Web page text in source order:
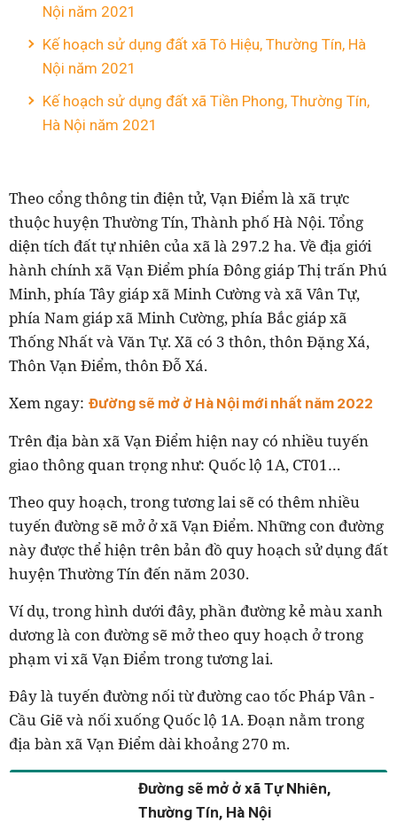
Nội năm 2021
Kế hoạch sử dụng đất xã Tô Hiệu, Thường Tín, Hà
Nội năm 2021
Kế hoạch sử dụng đất xã Tiền Phong, Thường Tín,
Hà Nội năm 2021
Theo cổng thông tin điện tử, Vạn Điểm là xã trực
thuộc huyện Thường Tín, Thành phố Hà Nội. Tổng
diện tích đất tự nhiên của xã là 297.2 ha. Về địa giới
hành chính xã Vạn Điểm phía Đông giáp Thị trấn Phú
Minh, phía Tây giáp xã Minh Cường và xã Vân Tự,
phía Nam giáp xã Minh Cường, phía Bắc giáp xã
Thống Nhất và Văn Tự. Xã có 3 thôn, thôn Đặng Xá,
Thôn Vạn Điểm, thôn Đỗ Xá.
Xem ngay: Đường sẽ mở ở Hà Nội mới nhất năm 2022
Trên địa bàn xã Vạn Điểm hiện nay có nhiều tuyến
giao thông quan trọng như: Quốc lộ 1A, CT01…
Theo quy hoạch, trong tương lai sẽ có thêm nhiều
tuyến đường sẽ mở ở xã Vạn Điểm. Những con đường
này được thể hiện trên bản đồ quy hoạch sử dụng đất
huyện Thường Tín đến năm 2030.
Ví dụ, trong hình dưới đây, phần đường kẻ màu xanh
dương là con đường sẽ mở theo quy hoạch ở trong
phạm vi xã Vạn Điểm trong tương lai.
Đây là tuyến đường nối từ đường cao tốc Pháp Vân -
Cầu Giẽ và nối xuống Quốc lộ 1A. Đoạn nằm trong
địa bàn xã Vạn Điểm dài khoảng 270 m.
Đường sẽ mở ở xã Tự Nhiên,
Thường Tín, Hà Nội